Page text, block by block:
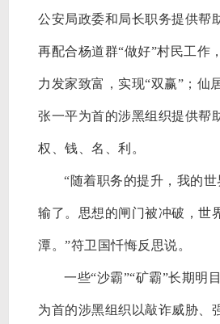
公安局政委和局长职务提供帮
再配合杨道群“做好”村民工作
力发家致富，实现“双赢”；仙
张一平为首的涉黑组织提供帮
权、钱、名、利。
“随着职务的提升，我的
输了。思想的闸门被冲破，世
潭。”符卫国忏悔反思说。
一些“沙霸”“矿霸”长期明
为首的涉黑组织以敲诈威胁、